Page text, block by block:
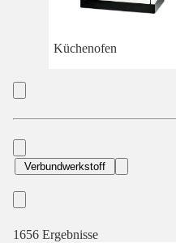
Küchenofen
Verbundwerkstoff
1656 Ergebnisse